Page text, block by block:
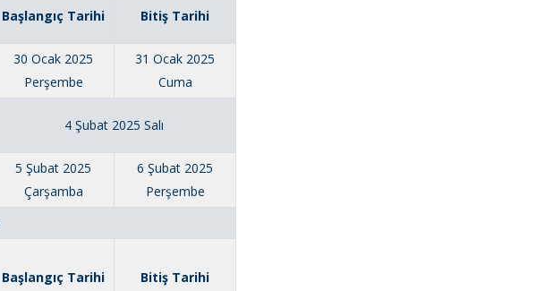
Başlangıç Tarihi Bitiş Tarihi
30 Ocak 2025
Perşembe
31 Ocak 2025
Cuma
4 Şubat 2025 Salı
5 Şubat 2025
Çarşamba
6 Şubat 2025
Perşembe
Başlangıç Tarihi Bitiş Tarihi